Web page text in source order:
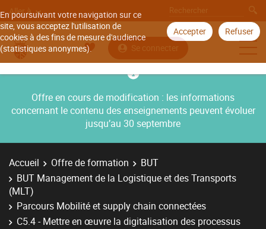
En poursuivant votre navigation sur ce
site, vous acceptez l'utilisation de
cookies à des fins de mesure d'audience
(statistiques anonymes).
Accepter Refuser
Aller à
Se connecter
Offre en cours de modification : les informations
concernant le contenu des enseignements peuvent évoluer
jusqu’au 30 septembre
Accueil Offre de formation
BUT
BUT Management de la Logistique et des Transports
(MLT)
Parcours Mobilité et supply chain connectées
C5.4 - Mettre en œuvre la digitalisation des processus